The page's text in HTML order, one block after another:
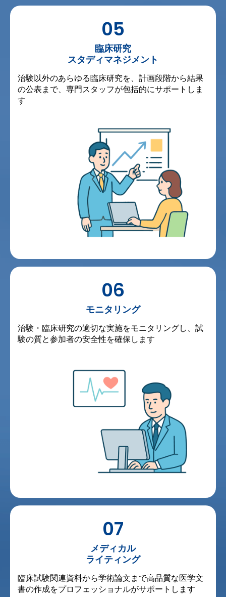
05
臨床研究
スタディマネジメント
治験以外のあらゆる臨床研究を、計画段階から結果
の公表まで、専門スタッフが包括的にサポートしま
す
06
モニタリング
治験・臨床研究の適切な実施をモニタリングし、試
験の質と参加者の安全性を確保します
07
メディカル
ライティング
臨床試験関連資料から学術論文まで高品質な医学文
書の作成をプロフェッショナルがサポートします